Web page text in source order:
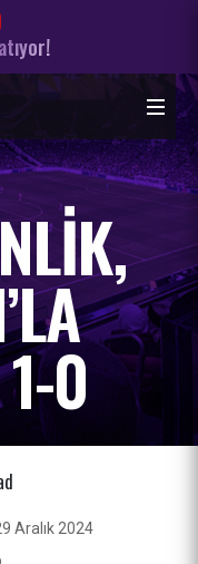
0
Aralık 2024